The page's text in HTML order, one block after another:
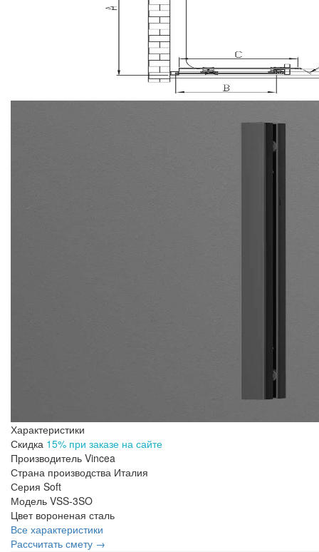
Характеристики
Скидка 15% при заказе на сайте
Производитель Vincea
Страна производства Италия
Серия Soft
Модель VSS-3SO
Цвет вороненая сталь
Все характеристики
Рассчитать смету →